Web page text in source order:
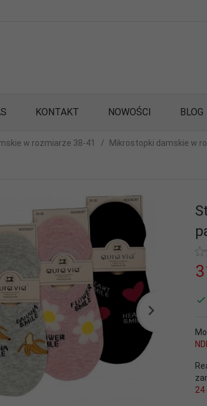
KONTAKT NOWOŚCI BLOG
w rozmiarze 38-41 Mikrostopki damskie w
24